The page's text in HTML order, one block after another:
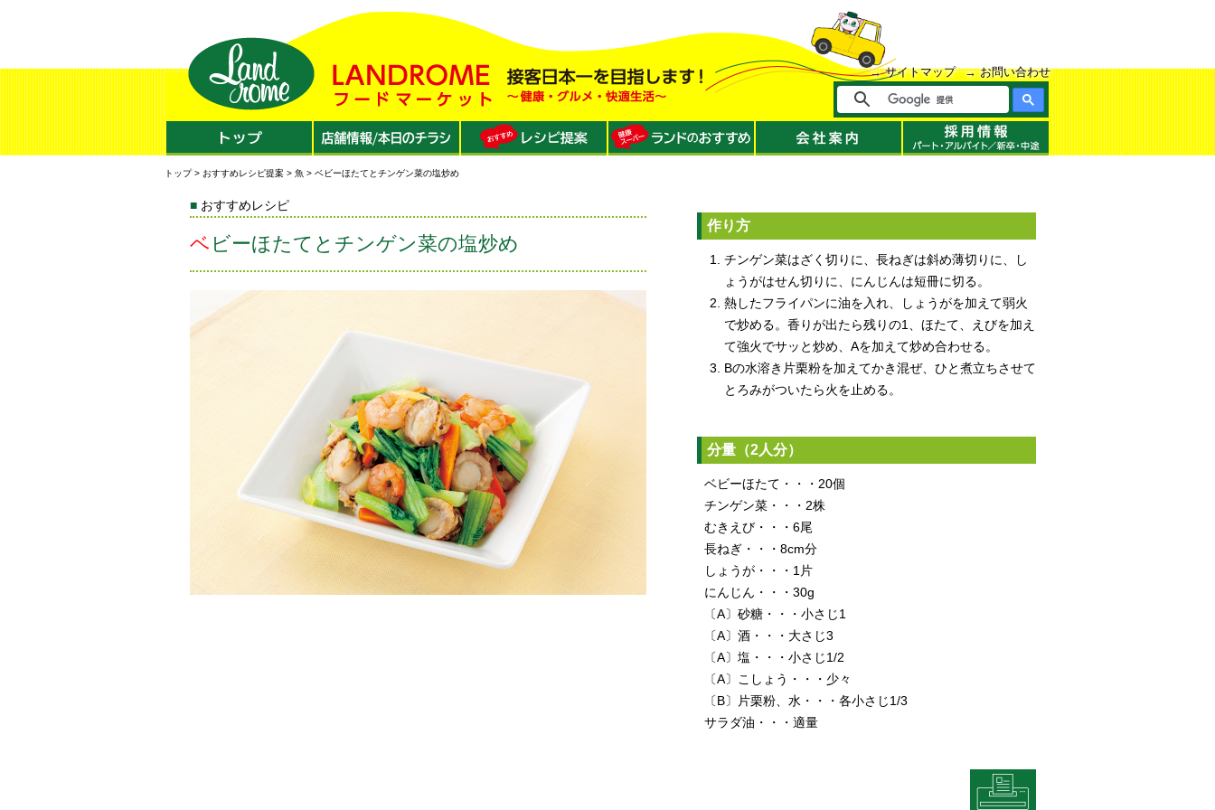
サイトマップ お問い合わせ
トップ> おすすめレシピ提案 > 魚 > ベビーほたてとチンゲン菜の塩炒め
おすすめレシピ
ベビーほたてとチンゲン菜の塩炒め
作り方
チンゲン菜はざく切りに、長ねぎは斜め薄切りに、し
ょうがはせん切りに、にんじんは短冊に切る。
熱したフライパンに油を入れ、しょうがを加えて弱火
で炒める。香りが出たら残りの1、ほたて、えびを加え
て強火でサッと炒め、Aを加えて炒め合わせる。
Bの水溶き片栗粉を加えてかき混ぜ、ひと煮立ちさせて
とろみがついたら火を止める。
分量（2人分）
ベビーほたて・・・20個
チンゲン菜・・・2株
むきえび・・・6尾
長ねぎ・・・8cm分
しょうが・・・1片
にんじん・・・30g
〔A〕砂糖・・・小さじ1
〔A〕酒・・・大さじ3
〔A〕塩・・・小さじ1/2
〔A〕こしょう・・・少々
〔B〕片栗粉、水・・・各小さじ1/3
サラダ油・・・適量